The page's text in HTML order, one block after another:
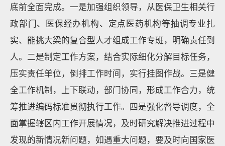
底前全面完成。一是加强组织领导，从医保卫生相关行
政部门、医保经办机构、定点医药机构等抽调专业扎
实、能挑大梁的复合型人才组成工作专班，明确责任到
人。二是制定工作方案，结合实际细化分解目标任务，
压实责任单位，倒排工作时间，实行挂图作战。三是健
全工作机制，上下联动，部门协同，形成工作合力，统
筹推进编码标准贯彻执行工作。四是强化督导调度，全
面掌握辖区内工作开展情况，及时研究解决推进过程中
发现的新情况新问题，如遇重大问题，要及时向国家医